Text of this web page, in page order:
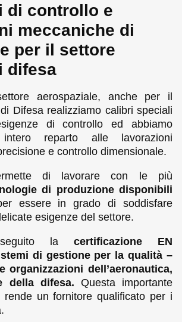
di controllo e
meccaniche di
per il settore
difesa
aerospaziale, anche per il
Difesa realizziamo calibri speciali
di controllo ed abbiamo
reparto alle lavorazioni
e controllo dimensionale.
di lavorare con le più
di produzione disponibili
essere in grado di soddisfare
esigenze del settore.
la certificazione EN
di gestione per la qualità –
organizzazioni dell’aeronautica,
della difesa. Questa importante
rende un fornitore qualificato per i